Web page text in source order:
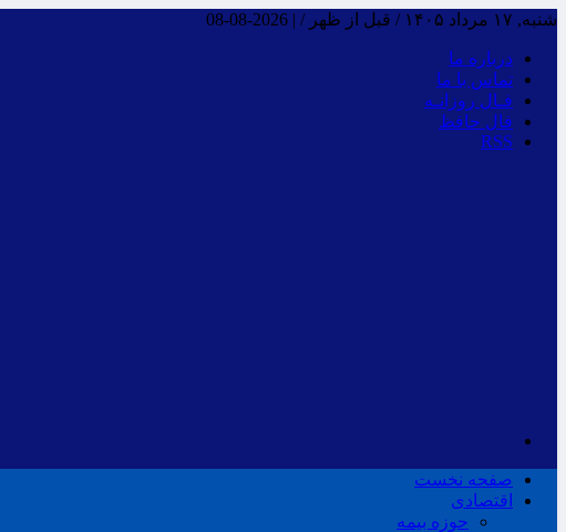
شنبه, ۱۷ مرداد ۱۴۰۵ / قبل از ظهر / |
2026-08-08
درباره ما
تماس با ما
فـال روزانـه
فال حافظ
RSS
صفحه نخست
اقتصادی
حوزه بیمه